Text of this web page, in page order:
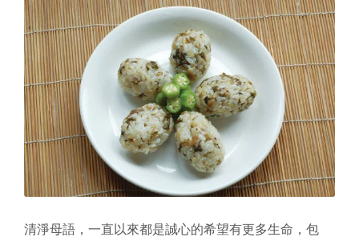
清淨母語，一直以來都是誠心的希望有更多生命，包